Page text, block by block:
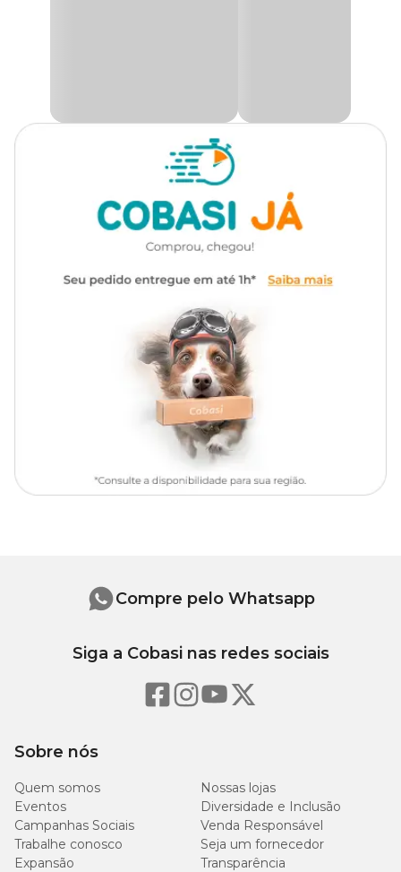
Fabricado com materiais resistentes e naturais, o brinquedo
estimula exercícios, coordenação e equilíbrio das aves, promovendo
mais qualidade de vida e bem-estar. A combinação de
proporciona uma experiência mais atrativa e
divertida, deixando o ambiente da gaiola mais interativo e
Medidas aproximadas
Largura
25 cm
Onde comprar brinquedos para pássaros?
Brinquedo Balanço Poleiro para Papagaio
Animalíssimo com preçoespecial aqui na Cobasi! Compre pelo
site, aplicativo ou em uma de nossaslojas físicas. Confira
Sobre nós
Quem somos
Nossas lojas
Eventos
Diversidade e Inclusão
Campanhas Sociais
Venda Responsável
Trabalhe conosco
Seja um fornecedor
Expansão
Transparência
Compre pelo Whatsapp
Siga a Cobasi nas redes sociais